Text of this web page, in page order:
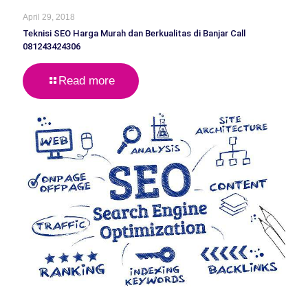
April 29, 2018
Teknisi SEO Harga Murah dan Berkualitas di Banjar Call
081243424306
Read more